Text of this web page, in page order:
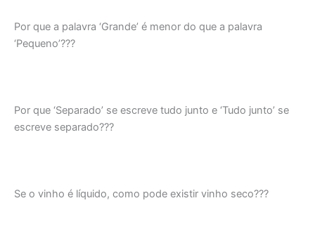
Por que a palavra ‘Grande’ é menor do que a palavra
‘Pequeno’???
Por que ‘Separado’ se escreve tudo junto e ‘Tudo junto’ se
escreve separado???
Se o vinho é líquido, como pode existir vinho seco???